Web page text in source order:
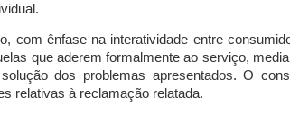
com ênfase na interatividade entre
que aderem formalmente ao serviço,
dos problemas apresentados. O
relativas à reclamação relatada.